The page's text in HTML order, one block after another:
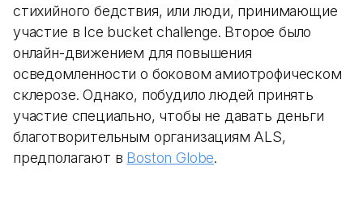
стихийного бедствия, или люди, принимающие
участие в Ice bucket challenge. Второе было
онлайн-движением для повышения
осведомленности о боковом амиотрофическом
склерозе. Однако, побудило людей принять
участие специально, чтобы не давать деньги
благотворительным организациям ALS,
предполагают в Boston Globe.